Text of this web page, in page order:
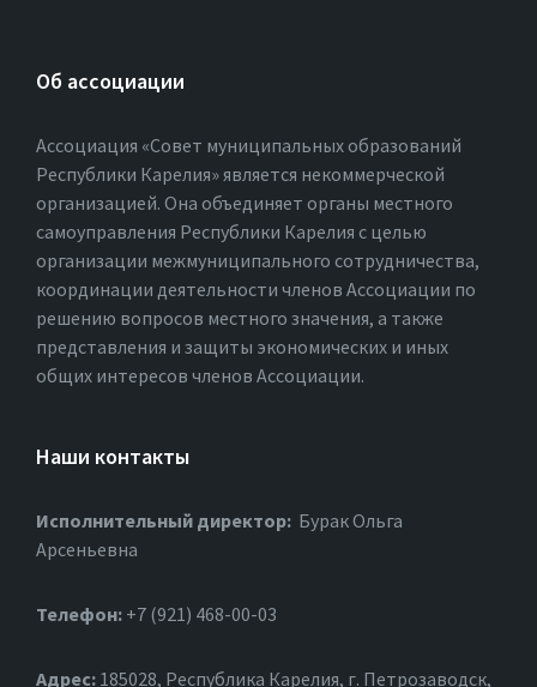
Об ассоциации
Ассоциация «Совет муниципальных образований
Республики Карелия» является некоммерческой
организацией. Она объединяет органы местного
самоуправления Республики Карелия с целью
организации межмуниципального сотрудничества,
координации деятельности членов Ассоциации по
решению вопросов местного значения, а также
представления и защиты экономических и иных
общих интересов членов Ассоциации.
Наши контакты
Исполнительный директор: Бурак Ольга
Арсеньевна
Телефон: +7 (921) 468-00-03
Адрес: 185028, Республика Карелия, г. Петрозаводск,